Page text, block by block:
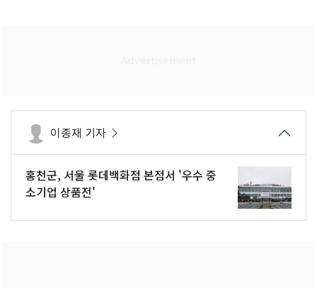
이종재 기자
홍천군, 서울 롯데백화점 본점서 '우수 중
소기업 상품전'